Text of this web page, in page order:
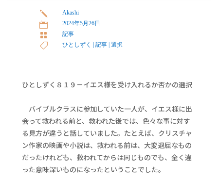
j Akashi
 2024年5月26日
 記事
 ひとしずく |記事 |選択
ひとしずく８１９－イエス様を受け入れるか否かの選択
バイブルクラスに参加していた一人が、イエス様に出
会って救われる前と、救われた後では、色々な事に対す
る見方が違うと話していました。たとえば、クリスチャ
ン作家の映画や小説は、救われる前は、大変退屈なもの
だったけれども、救われてからは同じものでも、全く違
った意味深いものになったということでした。